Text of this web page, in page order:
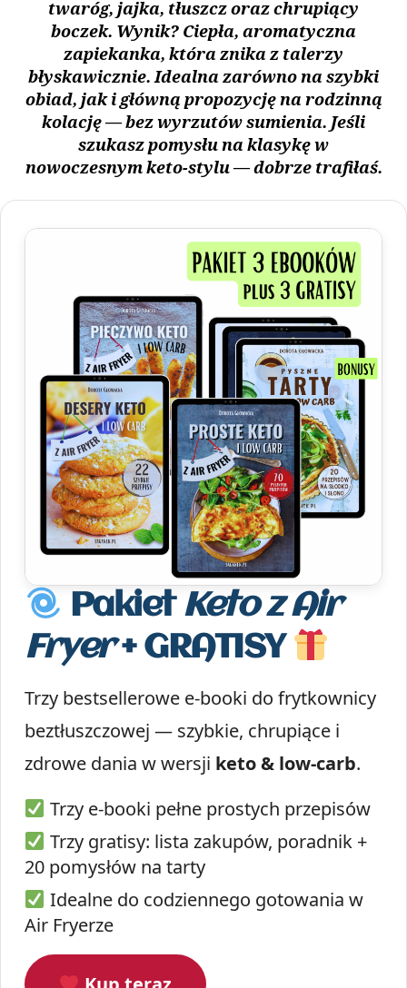
twaróg, jajka, tłuszcz oraz chrupiący
boczek. Wynik? Ciepła, aromatyczna
zapiekanka, która znika z talerzy
błyskawicznie. Idealna zarówno na szybki
obiad, jak i główną propozycję na rodzinną
kolację — bez wyrzutów sumienia. Jeśli
szukasz pomysłu na klasykę w
nowoczesnym keto-stylu — dobrze trafiłaś.
Pakiet Keto z Air
Fryer+ GRATISY
Trzy bestsellerowe e-booki do frytkownicy
beztłuszczowej — szybkie, chrupiące i
zdrowe dania w wersji keto & low-carb.
Trzy e-booki pełne prostych przepisów
Trzy gratisy: lista zakupów, poradnik +
20 pomysłów na tarty
Idealne do codziennego gotowania w
Air Fryerze